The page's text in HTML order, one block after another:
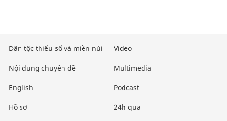
Dân tộc thiểu số và miền núi
Nội dung chuyên đề
English
Hồ sơ
Video
Multimedia
Podcast
24h qua